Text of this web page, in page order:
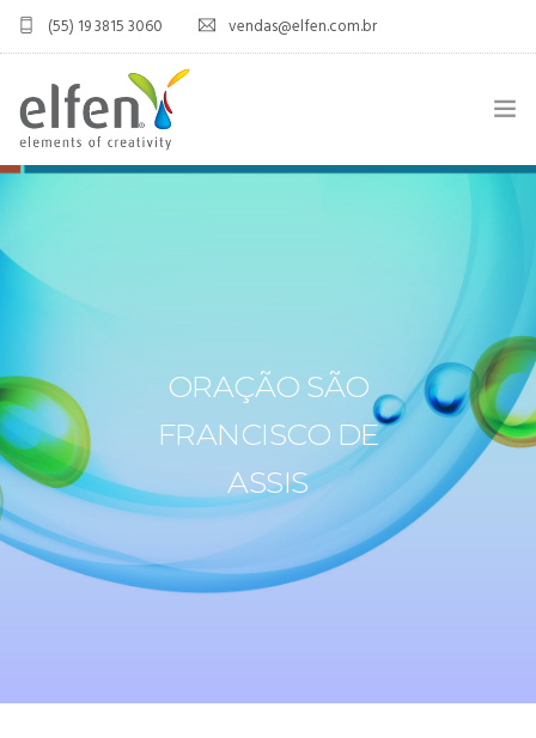
(55) 19 3815 3060 vendas@elfen.com.br
PRODUTOS
CONTATO
ORAÇÃO SÃO
FRANCISCO DE
ASSIS